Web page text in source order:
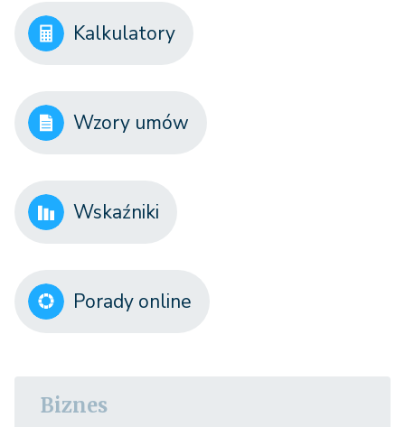
Kalkulatory
Wzory umów
Wskaźniki
Porady online
Biznes